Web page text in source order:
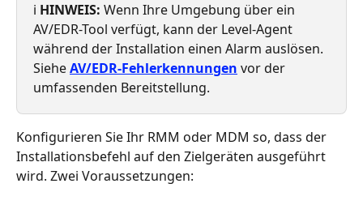
ℹ️ HINWEIS: Wenn Ihre Umgebung über ein
AV/EDR-Tool verfügt, kann der Level-Agent
während der Installation einen Alarm auslösen.
Siehe AV/EDR-Fehlerkennungen vor der
umfassenden Bereitstellung.
Konfigurieren Sie Ihr RMM oder MDM so, dass der
Installationsbefehl auf den Zielgeräten ausgeführt
wird. Zwei Voraussetzungen: